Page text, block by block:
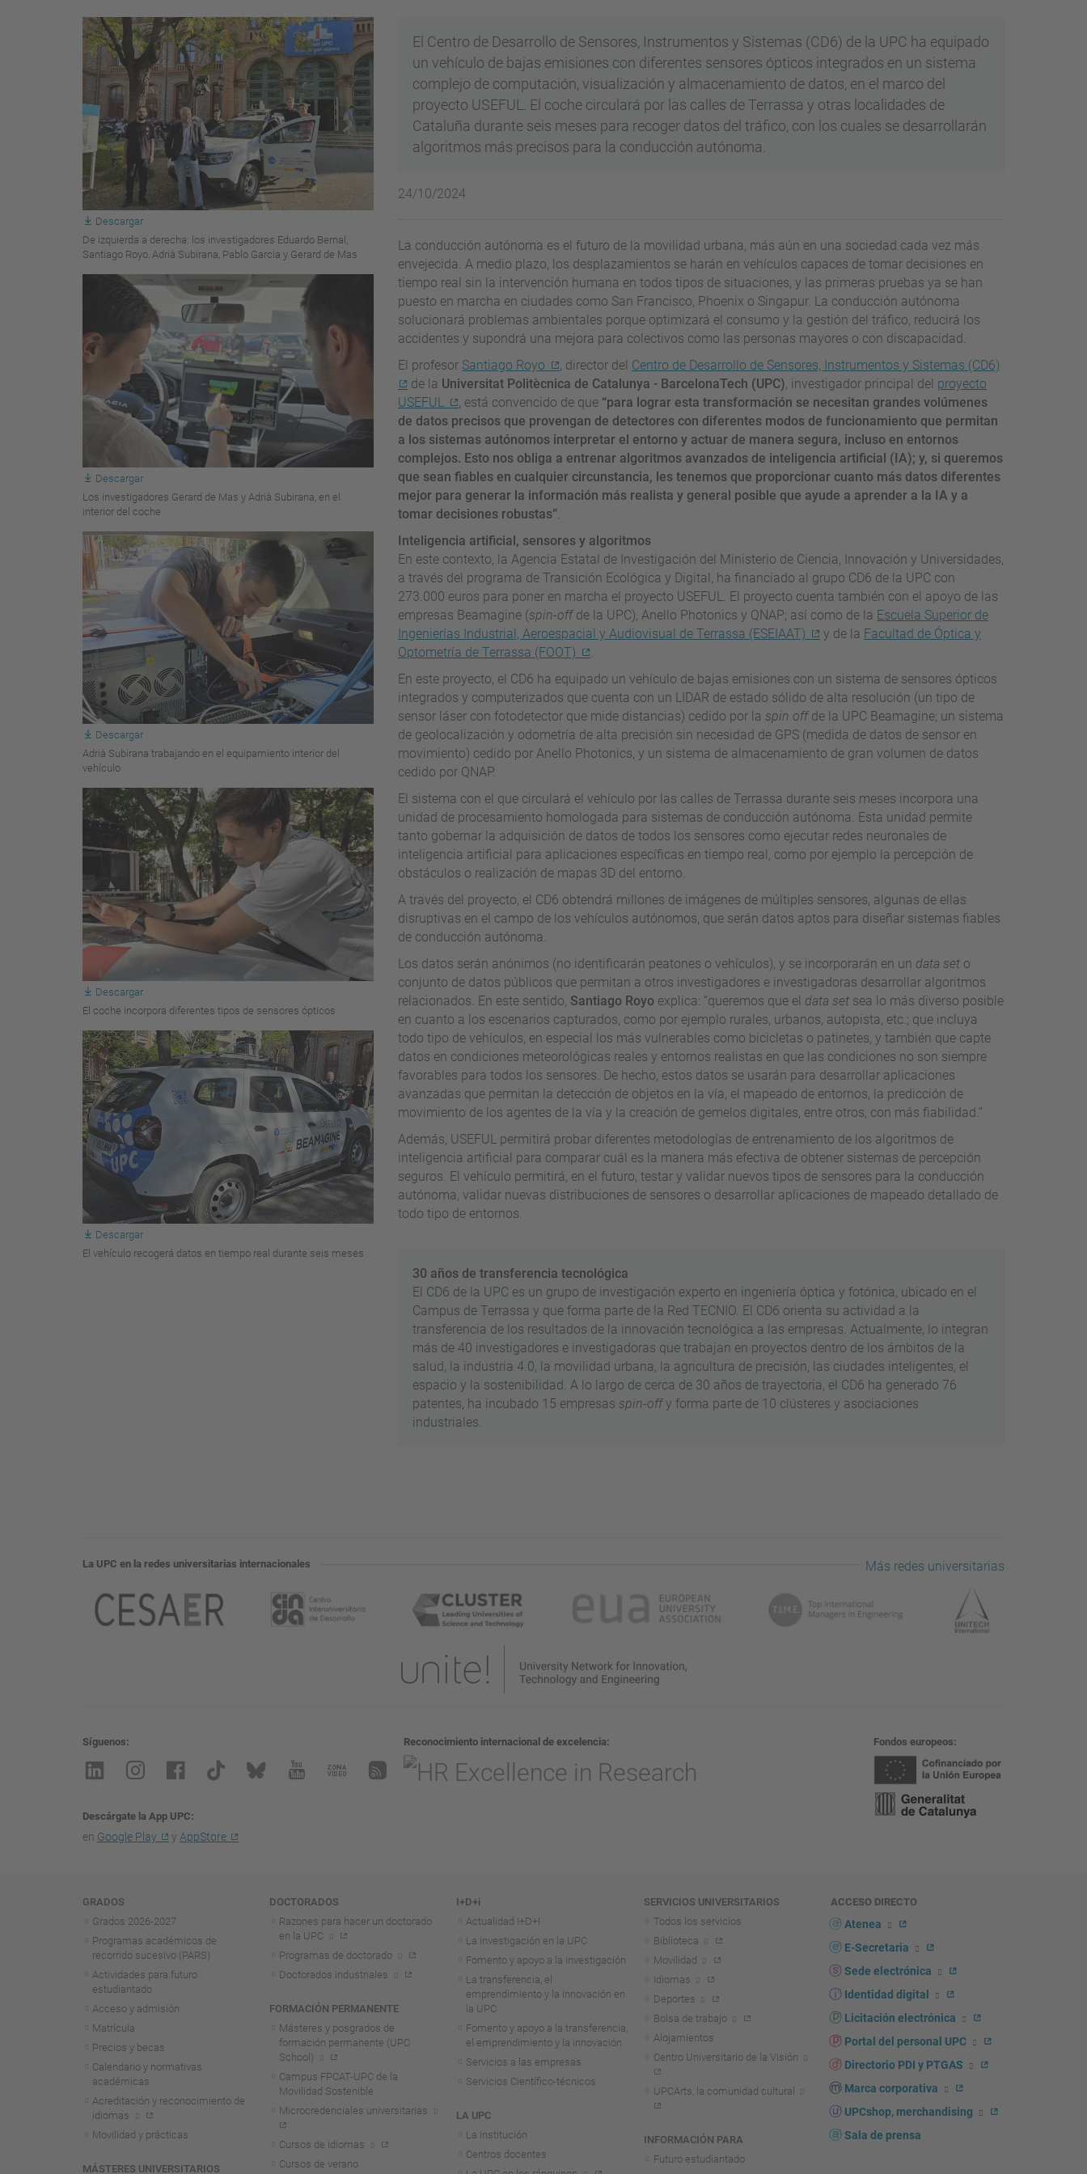
Descargar
De izquierda a derecha: los investigadores Eduardo Bernal,
Santiago Royo, Adrià Subirana, Pablo Garcia y Gerard de Mas
Descargar
Los investigadores Gerard de Mas y Adrià Subirana, en el
interior del coche
Descargar
Adrià Subirana trabajando en el equipamiento interior del
vehículo
Descargar
El coche incorpora diferentes tipos de sensores ópticos
Descargar
El vehículo recogerá datos en tiempo real durante seis meses
El Centro de Desarrollo de Sensores, Instrumentos y Sistemas (CD6) de la UPC ha equipado
un vehículo de bajas emisiones con diferentes sensores ópticos integrados en un sistema
complejo de computación, visualización y almacenamiento de datos, en el marco del
proyecto USEFUL. El coche circulará por las calles de Terrassa y otras localidades de
Cataluña durante seis meses para recoger datos del tráfico, con los cuales se desarrollarán
algoritmos más precisos para la conducción autónoma.
24/10/2024
La conducción autónoma es el futuro de la movilidad urbana, más aún en una sociedad cada vez más
envejecida. A medio plazo, los desplazamientos se harán en vehículos capaces de tomar decisiones en
tiempo real sin la intervención humana en todos tipos de situaciones, y las primeras pruebas ya se han
puesto en marcha en ciudades como San Francisco, Phoenix o Singapur. La conducción autónoma
solucionará problemas ambientales porque optimizará el consumo y la gestión del tráfico, reducirá los
accidentes y supondrá una mejora para colectivos como las personas mayores o con discapacidad.
El profesor Santiago Royo , director del Centro de Desarrollo de Sensores, Instrumentos y Sistemas (CD6)
de la Universitat Politècnica de Catalunya - BarcelonaTech (UPC), investigador principal del proyecto
USEFUL
, está convencido de que “para lograr esta transformación se necesitan grandes volúmenes
de datos precisos que provengan de detectores con diferentes modos de funcionamiento que permitan
a los sistemas autónomos interpretar el entorno y actuar de manera segura, incluso en entornos
complejos. Esto nos obliga a entrenar algoritmos avanzados de inteligencia artificial (IA); y, si queremos
que sean fiables en cualquier circunstancia, les tenemos que proporcionar cuanto más datos diferentes
mejor para generar la información más realista y general posible que ayude a aprender a la IA y a
tomar decisiones robustas”.
Inteligencia artificial, sensores y algoritmos
En este contexto, la Agencia Estatal de Investigación del Ministerio de Ciencia, Innovación y Universidades,
a través del programa de Transición Ecológica y Digital, ha financiado al grupo CD6 de la UPC con
273.000 euros para poner en marcha el proyecto USEFUL. El proyecto cuenta también con el apoyo de las
empresas Beamagine (spin-offde la UPC), Anello Photonics y QNAP; así como de la Escuela Superior de
Ingenierías Industrial, Aeroespacial y Audiovisual de Terrassa (ESEIAAT)
y de la Facultad de Óptica y
Optometría de Terrassa (FOOT)
.
En este proyecto, el CD6 ha equipado un vehículo de bajas emisiones con un sistema de sensores ópticos
integrados y computerizados que cuenta con un LIDAR de estado sólido de alta resolución (un tipo de
sensor láser con fotodetector que mide distancias) cedido por la spin offde la UPC Beamagine; un sistema
de geolocalización y odometría de alta precisión sin necesidad de GPS (medida de datos de sensor en
movimiento) cedido por Anello Photonics, y un sistema de almacenamiento de gran volumen de datos
cedido por QNAP.
El sistema con el que circulará el vehículo por las calles de Terrassa durante seis meses incorpora una
unidad de procesamiento homologada para sistemas de conducción autónoma. Esta unidad permite
tanto gobernar la adquisición de datos de todos los sensores como ejecutar redes neuronales de
inteligencia artificial para aplicaciones específicas en tiempo real, como por ejemplo la percepción de
obstáculos o realización de mapas 3D del entorno.
A través del proyecto, el CD6 obtendrá millones de imágenes de múltiples sensores, algunas de ellas
disruptivas en el campo de los vehículos autónomos, que serán datos aptos para diseñar sistemas fiables
de conducción autónoma.
Los datos serán anónimos (no identificarán peatones o vehículos), y se incorporarán en un data seto
conjunto de datos públicos que permitan a otros investigadores e investigadoras desarrollar algoritmos
relacionados. En este sentido, Santiago Royoexplica: “queremos que el data setsea lo más diverso posible
en cuanto a los escenarios capturados, como por ejemplo rurales, urbanos, autopista, etc.; que incluya
todo tipo de vehículos, en especial los más vulnerables como bicicletas o patinetes, y también que capte
datos en condiciones meteorológicas reales y entornos realistas en que las condiciones no son siempre
favorables para todos los sensores. De hecho, estos datos se usarán para desarrollar aplicaciones
avanzadas que permitan la detección de objetos en la vía, el mapeado de entornos, la predicción de
movimiento de los agentes de la vía y la creación de gemelos digitales, entre otros, con más fiabilidad.”
Además, USEFUL permitirá probar diferentes metodologías de entrenamiento de los algoritmos de
inteligencia artificial para comparar cuál es la manera más efectiva de obtener sistemas de percepción
seguros. El vehículo permitirá, en el futuro, testar y validar nuevos tipos de sensores para la conducción
autónoma, validar nuevas distribuciones de sensores o desarrollar aplicaciones de mapeado detallado de
todo tipo de entornos.
30 años de transferencia tecnológica
El CD6 de la UPC es un grupo de investigación experto en ingeniería óptica y fotónica, ubicado en el
Campus de Terrassa y que forma parte de la Red TECNIO. El CD6 orienta su actividad a la
transferencia de los resultados de la innovación tecnológica a las empresas. Actualmente, lo integran
más de 40 investigadores e investigadoras que trabajan en proyectos dentro de los ámbitos de la
salud, la industria 4.0, la movilidad urbana, la agricultura de precisión, las ciudades inteligentes, el
espacio y la sostenibilidad. A lo largo de cerca de 30 años de trayectoria, el CD6 ha generado 76
patentes, ha incubado 15 empresas spin-offy forma parte de 10 clústeres y asociaciones
industriales.
La UPC en la redes universitarias internacionales Más redes universitarias
Síguenos
Descárgate la App UPC
en Google Play y AppStore
Reconocimiento internacional de excelencia Fondos europeos
Navegación
GRADOS
Grados 2026-2027
Programas académicos de
recorrido sucesivo (PARS)
Actividades para futuro
estudiantado
Acceso y admisión
Matrícula
Precios y becas
Calendario y normativas
académicas
Acreditación y reconocimiento de
idiomas
Movilidad y prácticas
MÁSTERES UNIVERSITARIOS
DOCTORADOS
Razones para hacer un doctorado
en la UPC
Programas de doctorado
Doctorados industriales
FORMACIÓN PERMANENTE
Másteres y posgrados de
formación permanente (UPC
School)
Campus FPCAT-UPC de la
Movilidad Sostenible
Microcredenciales universitarias
Cursos de idiomas
Cursos de verano
I+D+i
Actualidad I+D+I
La investigación en la UPC
Fomento y apoyo a la investigación
La transferencia, el
emprendimiento y la innovación en
la UPC
Fomento y apoyo a la transferencia,
el emprendimiento y la innovación
Servicios a las empresas
Servicios Científico-técnicos
LA UPC
La institución
Centros docentes
SERVICIOS UNIVERSITARIOS
Todos los servicios
Biblioteca
Movilidad
Idiomas
Deportes
Bolsa de trabajo
Alojamientos
Centro Universitario de la Visión
UPCArts, la comunidad cultural
INFORMACIÓN PARA
Futuro estudiantado
ACCESO DIRECTO
Atenea
E-Secretaria
Sede electrónica
Identidad digital
Licitación electrónica
Portal del personal UPC
Directorio PDI y PTGAS
Marca corporativa
UPCshop, merchandising
Sala de prensa